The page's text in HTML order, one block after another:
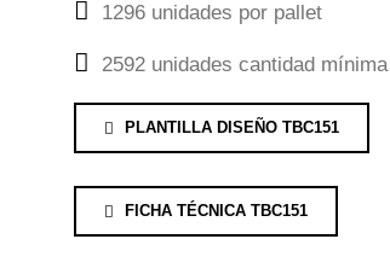
1296 unidades por pallet
2592 unidades cantidad mínima
PLANTILLA DISEÑO TBC151
FICHA TÉCNICA TBC151